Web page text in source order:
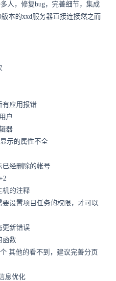
人，修复bug，完善细节，集成
本的xxd服务器直接连接然之而
有应用报错
户
器
示的属性不全
经删除的帐号
机的注释
设置项目任务的权限，才可以
更新错误
函数
其他的看不到，建议完善分页
息优化